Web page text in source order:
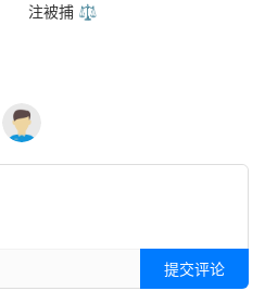
注被捕 ⚖️
提交评论